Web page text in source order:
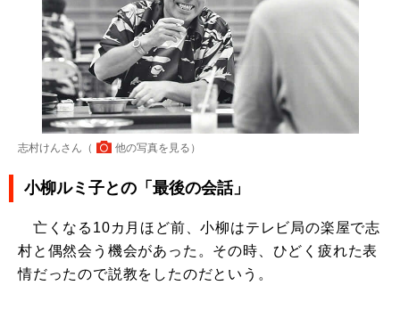
志村けんさん（ 他の写真を見る ）
小柳ルミ子との「最後の会話」
亡くなる10カ月ほど前、小柳はテレビ局の楽屋で志
村と偶然会う機会があった。その時、ひどく疲れた表
情だったので説教をしたのだという。